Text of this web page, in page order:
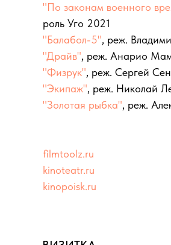
"По законам военного
роль Уго 2021
"Балабол-5", реж.
"Драйв", реж. Анарио
"Физрук", реж. Сергей
"Экипаж", реж. Николай
"Золотая рыбка", реж.
filmtoolz.ru
kinoteatr.ru
kinopoisk.ru